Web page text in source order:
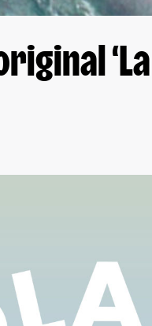
‘La